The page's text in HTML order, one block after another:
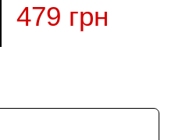
479 грн